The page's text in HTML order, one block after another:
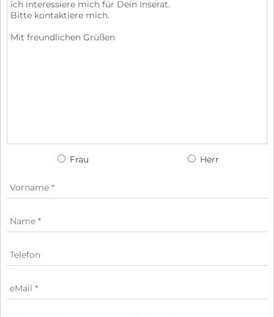
Frau Herr